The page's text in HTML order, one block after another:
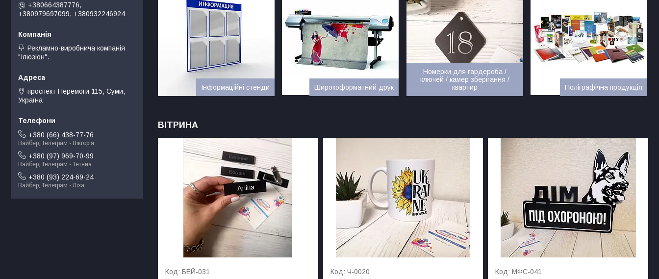
Інформаційні стенди Широкоформатний друк
Номерки для гардероба /
ключей / камер зберігання /
квартир
Поліграфічна продукція
ВІТРИНА
БЕЙ-031 Ч-0020 МФС-041
+380664387776,
+380979697099, +380932246924
Рекламно-виробнича компанія
"Ілюзіон".
проспект Перемоги 115, Суми,
Україна
+380 (66) 438-77-76
Вайбер, Телеграм - Вікторія
+380 (97) 969-70-99
Вайбер, Телеграм - Тетяна
+380 (93) 224-69-24
Вайбер, Телеграм - Ліза